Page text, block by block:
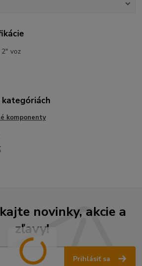
voz
komponenty
novinky, akcie a
zľavy!
Prihlásiť sa